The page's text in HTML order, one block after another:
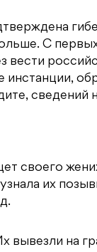
С
вести
инстанции,
сведений
своего
их
на